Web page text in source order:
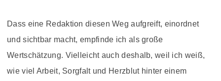
Dass eine Redaktion diesen Weg aufgreift, einordnet
und sichtbar macht, empfinde ich als große
Wertschätzung. Vielleicht auch deshalb, weil ich weiß,
wie viel Arbeit, Sorgfalt und Herzblut hinter einem